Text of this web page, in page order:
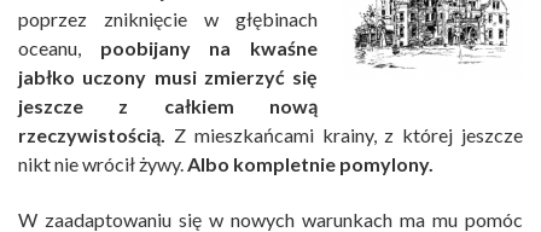
poprzez zniknięcie w głębinach
oceanu, poobijany na kwaśne
jabłko uczony musi zmierzyć się
jeszcze z całkiem nową
rzeczywistością.
Z mieszkańcami krainy, z której jeszcze
nikt nie wrócił żywy. Albo kompletnie pomylony.
W zaadaptowaniu się w nowych warunkach ma mu pomóc